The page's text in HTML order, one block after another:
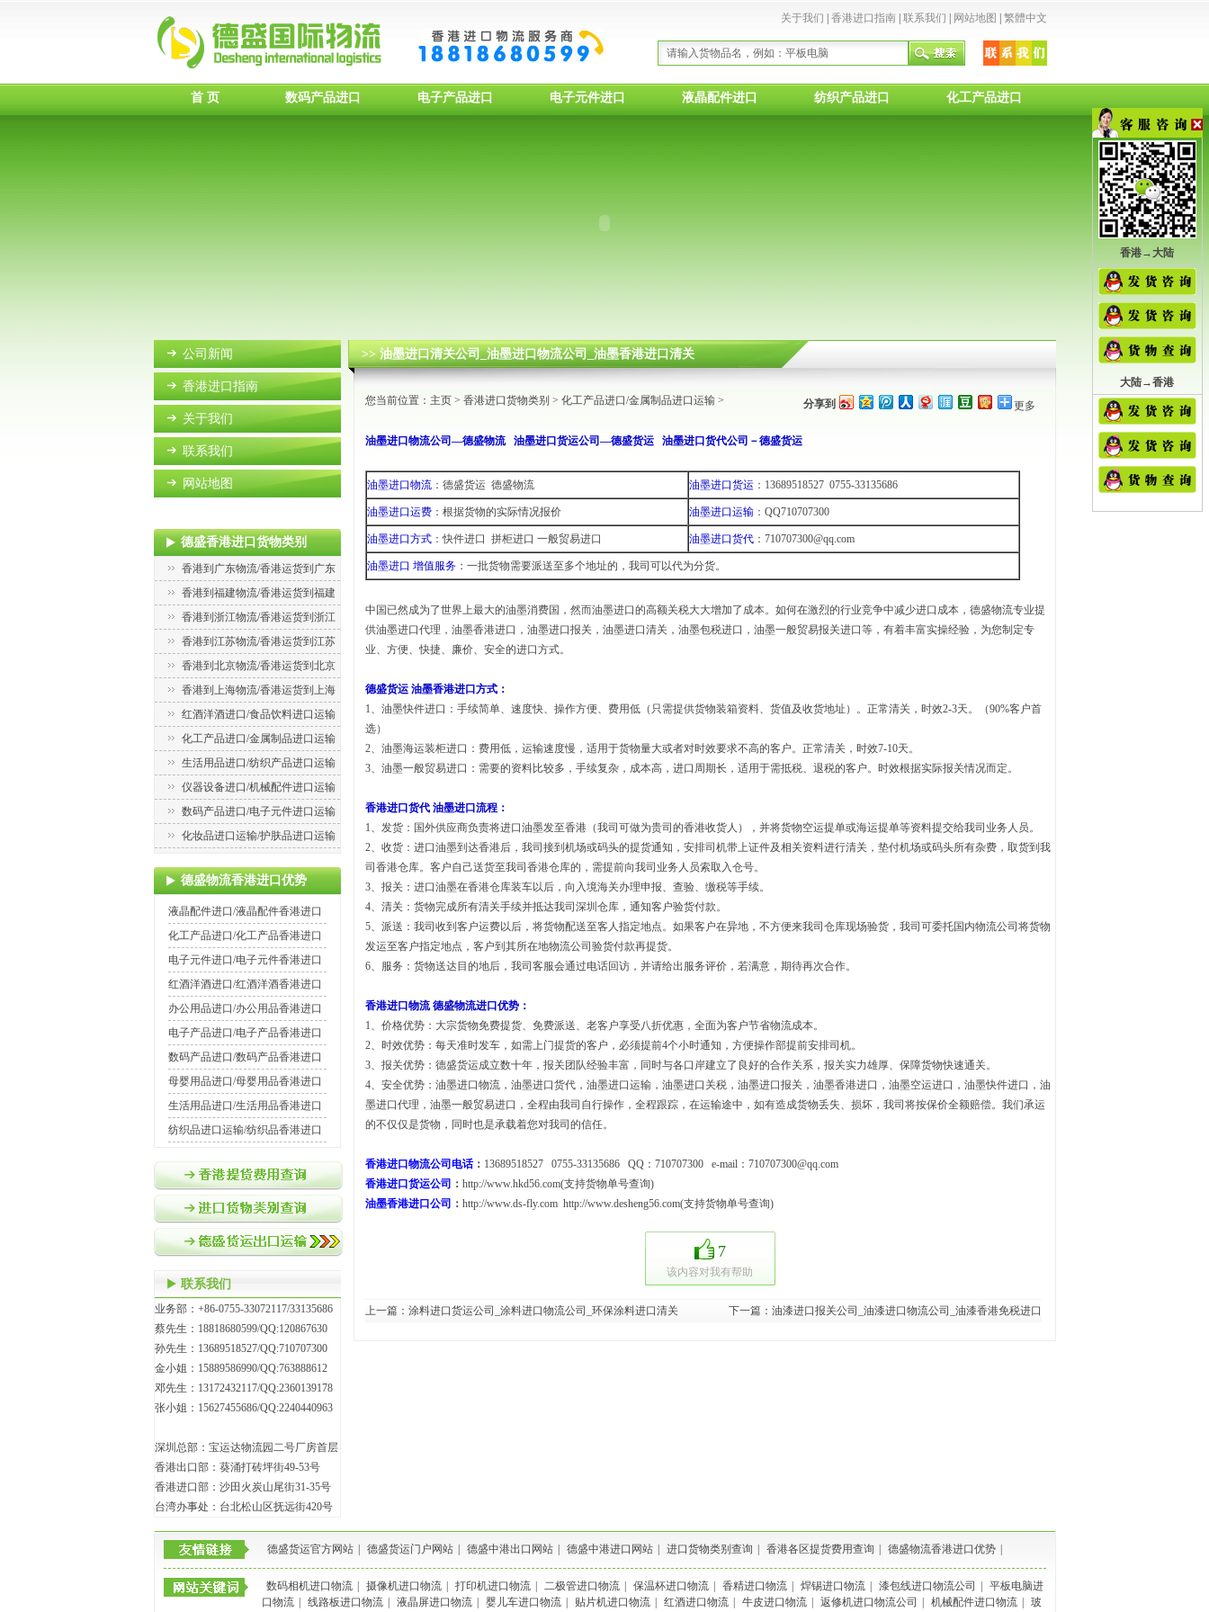
关于我们 香港进口指南| 联系我们 网站地图 繁體中文
首 页 数码产品进口 电子产品进口 电子元件进口 液晶配件进口 纺织产品进口 化工产品进口
公司新闻
香港进口指南
关于我们
联系我们
网站地图
德盛香港进口货物类别
香港到广东物流/香港运货到广东
香港到福建物流/香港运货到福建
香港到浙江物流/香港运货到浙江
香港到江苏物流/香港运货到江苏
香港到北京物流/香港运货到北京
香港到上海物流/香港运货到上海
红酒洋酒进口/食品饮料进口运输
化工产品进口/金属制品进口运输
生活用品进口/纺织产品进口运输
仪器设备进口/机械配件进口运输
数码产品进口/电子元件进口运输
化妆品进口运输/护肤品进口运输
德盛物流香港进口优势
液晶配件进口/液晶配件香港进口
化工产品进口/化工产品香港进口
电子元件进口/电子元件香港进口
红酒洋酒进口/红酒洋酒香港进口
办公用品进口/办公用品香港进口
电子产品进口/电子产品香港进口
数码产品进口/数码产品香港进口
母婴用品进口/母婴用品香港进口
生活用品进口/生活用品香港进口
纺织品进口运输/纺织品香港进口
联系我们
业务部：+86-0755-33072117/33135686
蔡先生：18818680599/QQ:120867630
孙先生：13689518527/QQ:710707300
金小姐：15889586990/QQ:763888612
邓先生：13172432117/QQ:2360139178
张小姐：15627455686/QQ:2240440963
深圳总部：宝运达物流园二号厂房首层
香港出口部：葵涌打砖坪街49-53号
香港进口部：沙田火炭山尾街31-35号
台湾办事处：台北松山区抚远街420号
>> 油墨进口清关公司_油墨进口物流公司_油墨香港进口清关
您当前位置： 主页> 香港进口货物类别 > 化工产品进口/金属制品进口运输> 分享到 更多
油墨进口物流公司—德盛物流 油墨进口货运公司—德盛货运 油墨进口货代公司－德盛货运
油墨进口物流：德盛货运 德盛物流 油墨进口货运：13689518527 0755-33135686
油墨进口运费：根据货物的实际情况报价 油墨进口运输：QQ710707300
油墨进口方式：快件进口 拼柜进口 一般贸易进口 油墨进口货代：710707300@qq.com
油墨进口 增值服务：一批货物需要派送至多个地址的，我司可以代为分货。
中国已然成为了世界上最大的油墨消费国，然而油墨进口的高额关税大大增加了成本。如何在激烈的行业竞争中减少进口成本，德盛物流专业提
供油墨进口代理，油墨香港进口，油墨进口报关，油墨进口清关，油墨包税进口，油墨一般贸易报关进口等，有着丰富实操经验，为您制定专
业、方便、快捷、廉价、安全的进口方式。
德盛货运 油墨香港进口方式：
1、 油墨快件进口 ：手续简单、速度快、操作方便、费用低（只需提供货物装箱资料、货值及收货地址）。正常清关，时效2-3天。（90%客户首
选）
2、 油墨海运装柜进口 ：费用低，运输速度慢，适用于货物量大或者对时效要求不高的客户。正常清关，时效7-10天。
3、 油墨一般贸易进口 ：需要的资料比较多，手续复杂，成本高，进口周期长，适用于需抵税、退税的客户。时效根据实际报关情况而定。
香港进口货代 油墨进口流程：
1、发货：国外供应商负责将进口油墨发至香港（我司可做为贵司的香港收货人），并将货物空运提单或海运提单等资料提交给我司业务人员。
2、收货：进口油墨到达香港后，我司接到机场或码头的提货通知，安排司机带上证件及相关资料进行清关，垫付机场或码头所有杂费，取货到我
司香港仓库。客户自己送货至我司 香港仓库的，需提前向我司业务人员索取入仓号。
3、报关：进口油墨在香港仓库装车以后，向入境海关办理申报、查验、缴税等手续。
4、清关：货物完成所有清关手续并抵达我司深圳仓库，通知客户验货付款。
5、派送： 我司 收到客户运费以后，将货物配送至客人指定地点。如果客户在异地，不方便来我司仓库现场验货，我司可委托国内物流公司将货物
发运至客户指定地点，客户到其所在地物流公司验货付款再提货。
6、服务：货物送达目的地后，我司客服会通过电话回访，并请给出服务评价，若满意，期待再次合作。
香港进口物流德盛物流进口优势：
1、价格优势：大宗货物免费提货、免费派送、老客户享受八折优惠，全面为客户节省物流成本。
2、时效优势：每天准时发车，如需上门提货的客户，必须提前4个小时通知，方便操作部提前安排司机。
3、报关优势：德盛货运成立数十年，报关团队经验丰富，同时与各口岸建立了良好的合作关系， 报关实力雄厚、保障货物快速通关。
4、安全优势：油墨进口物流，油墨进口货代，油墨进口运输，油墨进口关税，油墨进口报关，油墨香港进口，油墨空运进口，油墨快件进口，油
墨进口代理，油墨一般贸易进口，全程由我司自行操作，全程跟踪，在运输途中，如有造成货物丢失、损坏，我司将按保价全额赔偿。我们承运
的不仅仅是货物，同时也是承载着您对我司的信任。
香港进口物流公司电话： 13689518527 0755-33135686 QQ：710707300 e-mail：710707300@qq.com
香港进口货运公司 ： http://www.hkd56.com(支持货物单号查询)
油墨香港进口公司 ： http://www.ds-fly.com http://www.desheng56.com(支持货物单号查询)
7
该内容对我有帮助
上一篇： 涂料进口货运公司_涂料进口物流公司_环保涂料进口清关 下一篇： 油漆进口报关公司_油漆进口物流公司_油漆香港免税进口
德盛货运官方网站 德盛货运门户网站 德盛中港出口网站 德盛中港进口网站 进口货物类别查询 香港各区提货费用查询 德盛物流香港进口优势
数码相机进口物流 摄像机进口物流 打印机进口物流 二极管进口物流 保温杯进口物流 香精进口物流 焊锡进口物流 漆包线进口物流公司
平板电脑进
口物流
线路板进口物流 液晶屏进口物流 婴儿车进口物流 贴片机进口物流 红酒进口物流 牛皮进口物流 返修机进口物流公司 机械配件进口物流 玻
香港→大陆
大陆→香港